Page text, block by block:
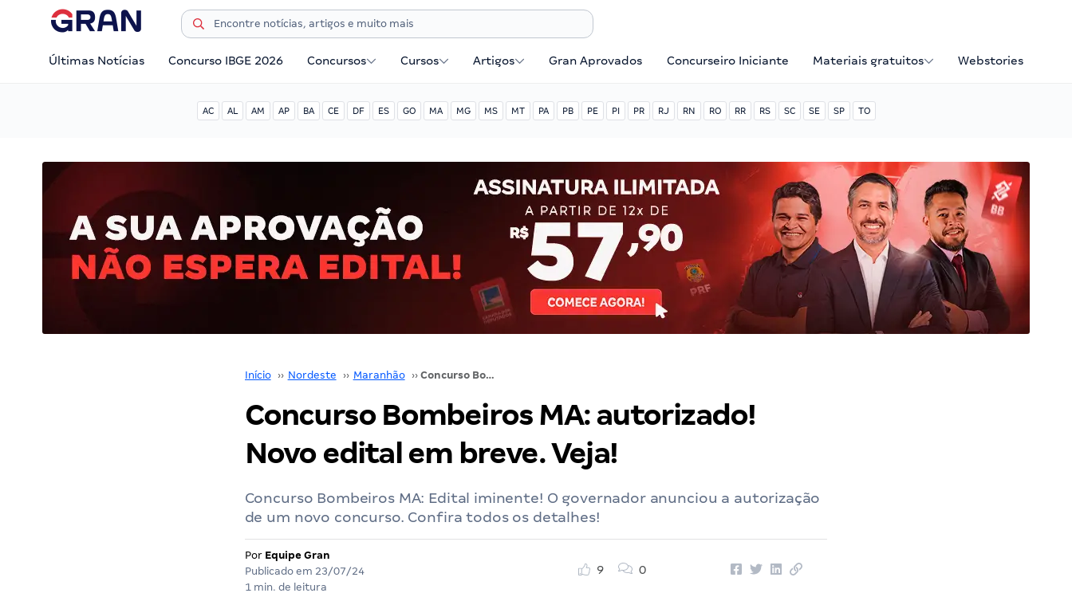
Últimas Notícias Concurso IBGE 2026 Concursos Cursos Artigos Gran Aprovados Concurseiro Iniciante Materiais gratuitos Webstories
AC AL AM AP BA CE DF ES GO MA MG MS MT PA PB PE PI PR RJ RN RO RR RS SC SE SP TO
Início ›› Nordeste ›› Maranhão ›› Concurso Bombeiros MA: autorizado! Novo edital em breve. Veja!
Concurso Bombeiros MA: autorizado!
Novo edital em breve. Veja!
Concurso Bombeiros MA: Edital iminente! O governador anunciou a autorização
de um novo concurso. Confira todos os detalhes!
Por Equipe Gran
Publicado em 23/07/24
1 min. de leitura
9 0